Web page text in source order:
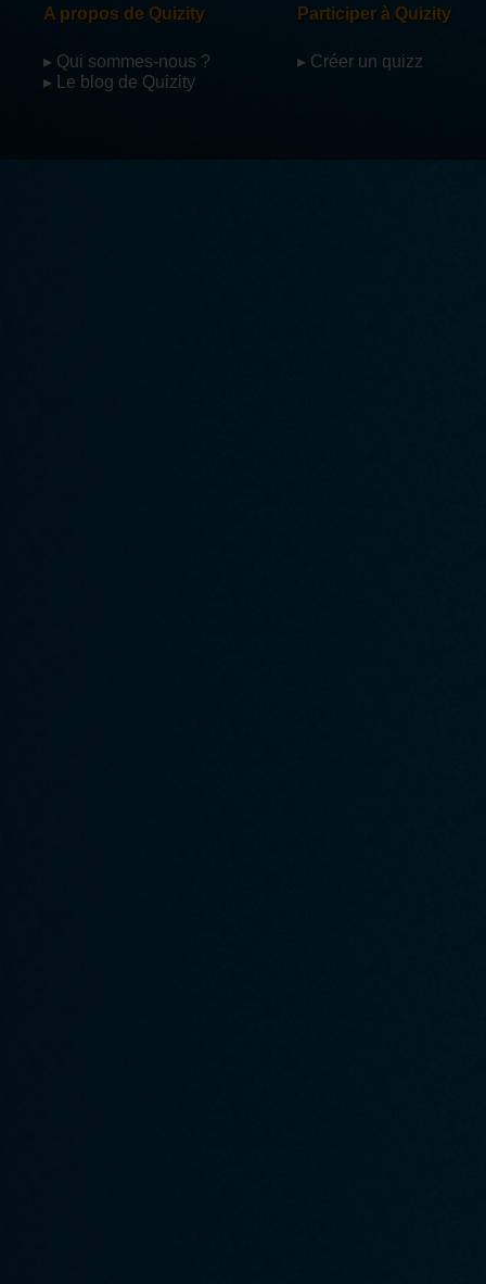
A propos de Quizity
▸ Qui sommes-nous ?
▸ Le blog de Quizity
Participer à Quizity
▸ Créer un quizz